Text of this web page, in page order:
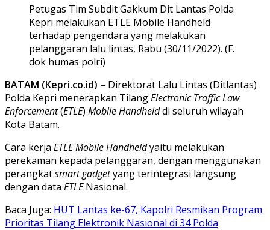
Petugas Tim Subdit Gakkum Dit Lantas Polda
Kepri melakukan ETLE Mobile Handheld
terhadap pengendara yang melakukan
pelanggaran lalu lintas, Rabu (30/11/2022). (F.
dok humas polri)
BATAM (Kepri.co.id) – Direktorat Lalu Lintas (Ditlantas)
Polda Kepri menerapkan TilangElectronic Traffic Law
Enforcement(ETLE) Mobile Handhelddi seluruh wilayah
Kota Batam.
Cara kerja ETLE Mobile Handheldyaitu melakukan
perekaman kepada pelanggaran, dengan menggunakan
perangkatsmart gadgetyang terintegrasi langsung
dengan data ETLENasional.
Baca Juga: HUT Lantas ke-67, Kapolri Resmikan Program
Prioritas Tilang Elektronik Nasional di 34 Polda